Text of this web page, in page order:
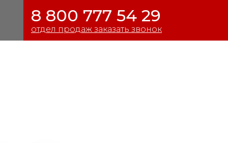
8 800 777 54 29
отдел продаж заказать звонок